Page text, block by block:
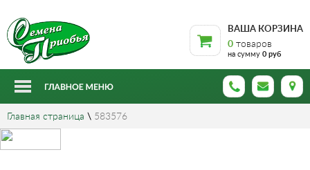
ВАША КОРЗИНА
0 товаров
на сумму 0 руб
Главная страница \ 583576